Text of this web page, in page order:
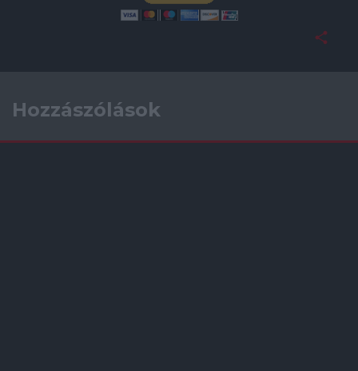
Hozzászólások